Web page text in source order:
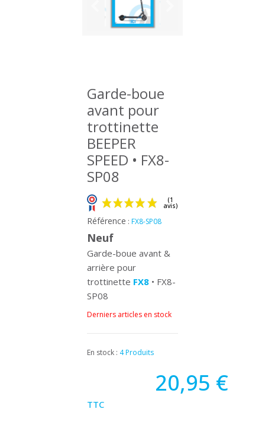
Garde-boue
avant pour
trottinette
BEEPER
SPEED • FX8-
SP08
Référence : FX8-SP08
Neuf
Garde-boue avant &
arrière pour
trottinette FX8• FX8-
SP08
Derniers articles en stock
En stock : 4 Produits
20,95 €
TTC